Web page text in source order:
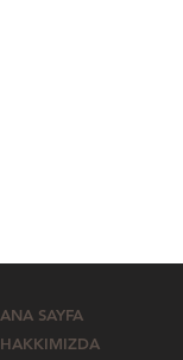
ANA SAYFA
HAKKIMIZDA